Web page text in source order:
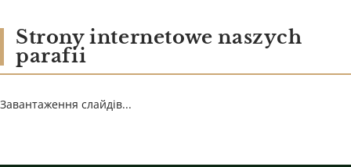
Strony internetowe naszych
parafii
Завантаження слайдів...